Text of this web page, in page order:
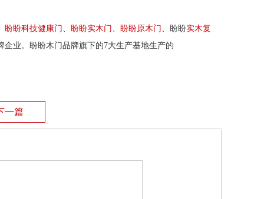
盼盼科技健康门 、 盼盼实木门 、 盼盼原木门 、盼盼实木复
业。盼盼木门品牌旗下的7大生产基地生产的
一篇